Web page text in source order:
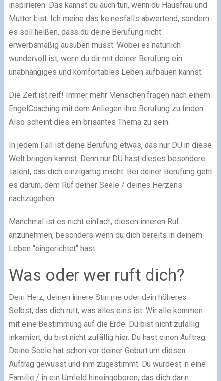
inspirieren. Das kannst du auch tun, wenn du Hausfrau und
Mutter bist. Ich meine das keinesfalls abwertend, sondern
es soll heißen, dass du deine Berufung nicht
erwerbsmäßig ausüben musst. Wobei es natürlich
wundervoll ist, wenn du dir mit deiner Berufung ein
unabhängiges und komfortables Leben aufbauen kannst.
Die Zeit ist reif! Immer mehr Menschen fragen nach einem
EngelCoaching mit dem Anliegen ihre Berufung zu finden.
Also scheint dies ein brisantes Thema zu sein.
In jedem Fall ist deine Berufung etwas, das nur DU in diese
Welt bringen kannst. Denn nur DU hast dieses besondere
Talent, das dich einzigartig macht. Bei deiner Berufung geht
es darum, dem Ruf deiner Seele / deines Herzens
nachzugehen.
Manchmal ist es nicht einfach, diesen inneren Ruf
anzunehmen, besonders wenn du dich bereits in deinem
Leben "eingerichtet" hast.
Was oder wer ruft dich?
Dein Herz, deinen innere Stimme oder dein höheres
Selbst, das dich ruft, was alles eins ist. Wir alle kommen
mit eine Bestimmung auf die Erde. Du bist nicht zufällig
inkarniert, du bist nicht zufällig hier. Du hast einen Auftrag.
Deine Seele hat schon vor deiner Geburt um diesen
Auftrag gewusst und ihm zugestimmt. Du wurdest in eine
Familie / in ein Umfeld hineingeboren, das dich darin